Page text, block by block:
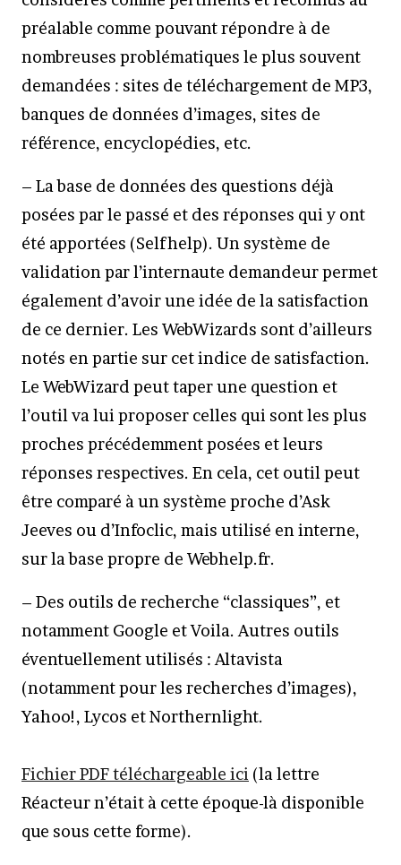
préalable comme pouvant répondre à de
nombreuses problématiques le plus souvent
demandées : sites de téléchargement de MP3,
banques de données d’images, sites de
référence, encyclopédies, etc.
– La base de données des questions déjà
posées par le passé et des réponses qui y ont
été apportées (Selfhelp). Un système de
validation par l’internaute demandeur permet
également d’avoir une idée de la satisfaction
de ce dernier. Les WebWizards sont d’ailleurs
notés en partie sur cet indice de satisfaction.
Le WebWizard peut taper une question et
l’outil va lui proposer celles qui sont les plus
proches précédemment posées et leurs
réponses respectives. En cela, cet outil peut
être comparé à un système proche d’Ask
Jeeves ou d’Infoclic, mais utilisé en interne,
sur la base propre de Webhelp.fr.
– Des outils de recherche “classiques”, et
notamment Google et Voila. Autres outils
éventuellement utilisés : Altavista
(notamment pour les recherches d’images),
Yahoo!, Lycos et Northernlight.
Fichier PDF téléchargeable ici (la lettre
Réacteur n’était à cette époque-là disponible
que sous cette forme).